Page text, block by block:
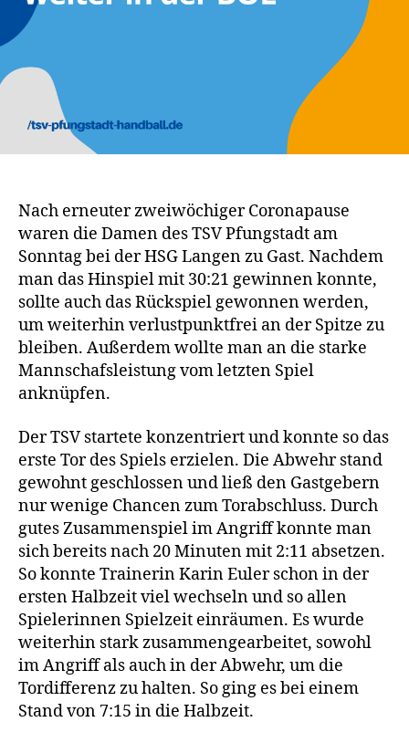
Nach erneuter zweiwöchiger Coronapause
waren die Damen des TSV Pfungstadt am
Sonntag bei der HSG Langen zu Gast. Nachdem
man das Hinspiel mit 30:21 gewinnen konnte,
sollte auch das Rückspiel gewonnen werden,
um weiterhin verlustpunktfrei an der Spitze zu
bleiben. Außerdem wollte man an die starke
Mannschafsleistung vom letzten Spiel
anknüpfen.
Der TSV startete konzentriert und konnte so das
erste Tor des Spiels erzielen. Die Abwehr stand
gewohnt geschlossen und ließ den Gastgebern
nur wenige Chancen zum Torabschluss. Durch
gutes Zusammenspiel im Angriff konnte man
sich bereits nach 20 Minuten mit 2:11 absetzen.
So konnte Trainerin Karin Euler schon in der
ersten Halbzeit viel wechseln und so allen
Spielerinnen Spielzeit einräumen. Es wurde
weiterhin stark zusammengearbeitet, sowohl
im Angriff als auch in der Abwehr, um die
Tordifferenz zu halten. So ging es bei einem
Stand von 7:15 in die Halbzeit.